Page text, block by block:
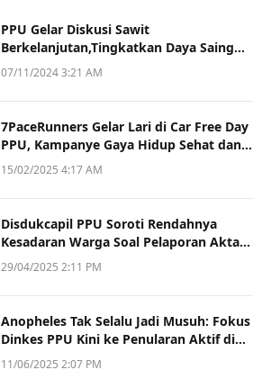
PPU Gelar Diskusi Sawit
Berkelanjutan,Tingkatkan Daya Saing
dan Kualitas
07/11/2024 3:21 AM
7PaceRunners Gelar Lari di Car Free Day
PPU, Kampanye Gaya Hidup Sehat dan
Dukung UMKM
15/02/2025 4:17 AM
Disdukcapil PPU Soroti Rendahnya
Kesadaran Warga Soal Pelaporan Akta
Kematian
29/04/2025 2:11 PM
Anopheles Tak Selalu Jadi Musuh: Fokus
Dinkes PPU Kini ke Penularan Aktif di
Sotek
11/06/2025 2:07 PM